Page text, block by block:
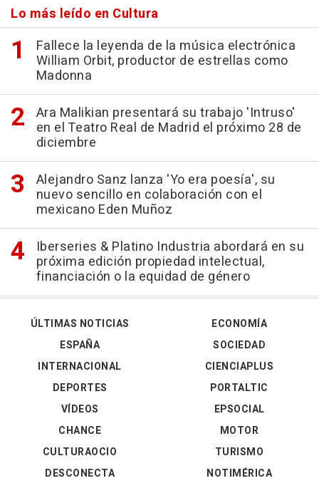
Lo más leído en Cultura
Fallece la leyenda de la música electrónica
William Orbit, productor de estrellas como
Madonna
Ara Malikian presentará su trabajo 'Intruso'
en el Teatro Real de Madrid el próximo 28 de
diciembre
Alejandro Sanz lanza 'Yo era poesía', su
nuevo sencillo en colaboración con el
mexicano Eden Muñoz
Iberseries & Platino Industria abordará en su
próxima edición propiedad intelectual,
financiación o la equidad de género
ÚLTIMAS NOTICIAS
ESPAÑA
INTERNACIONAL
DEPORTES
VÍDEOS
ECONOMÍA
SOCIEDAD
CIENCIAPLUS
PORTALTIC
EPSOCIAL
CHANCE
CULTURAOCIO
DESCONECTA
MOTOR
TURISMO
NOTIMÉRICA